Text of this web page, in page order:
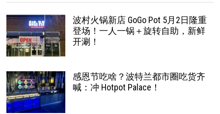
波村火锅新店 GoGo Pot 5月2日隆重
登场！一人一锅＋旋转自助，新鲜
开涮！
感恩节吃啥？波特兰都市圈吃货齐
喊：冲 Hotpot Palace！